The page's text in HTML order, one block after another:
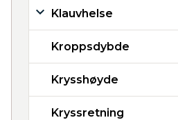
Klauvhelse
Kroppsdybde
Krysshøyde
Kryssretning